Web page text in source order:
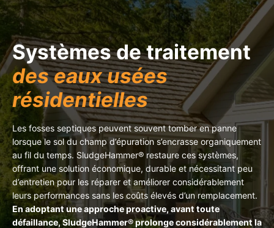
Systèmes de traitement
des eaux usées
résidentielles
Les fosses septiques peuvent souvent tomber en panne
lorsque le sol du champ d’épuration s’encrasse organiquement
au fil du temps. SludgeHammer® restaure ces systèmes,
offrant une solution économique, durable et nécessitant peu
d’entretien pour les réparer et améliorer considérablement
leurs performances sans les coûts élevés d’un remplacement.
En adoptant une approche proactive, avant toute
défaillance, SludgeHammer® prolonge considérablement la